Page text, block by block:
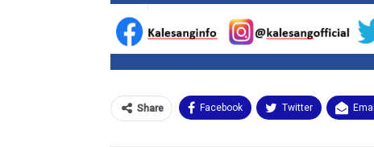
Share Facebook Twitter Email